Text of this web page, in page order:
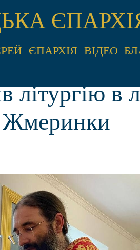
ЄПАРХІЯ ВІДЕО
літургію в
Жмеринки